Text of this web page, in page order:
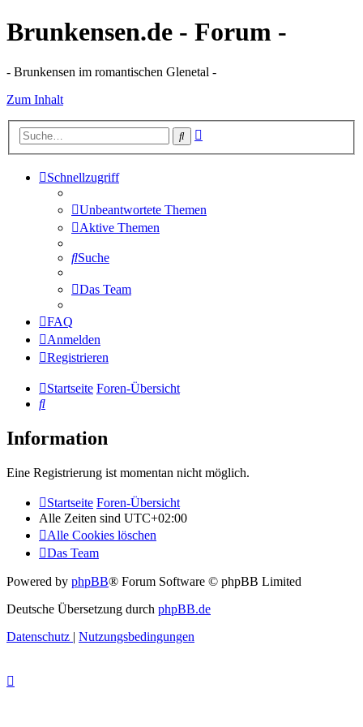
Brunkensen.de - Forum -
- Brunkensen im romantischen Glenetal -
Zum Inhalt
Suche
Schnellzugriff
Unbeantwortete Themen
Aktive Themen
Suche
Das Team
FAQ
Anmelden
Registrieren
Startseite Foren-Übersicht
Suche
Information
Eine Registrierung ist momentan nicht möglich.
Startseite Foren-Übersicht
Alle Zeiten sind UTC+02:00
Alle Cookies löschen
Das Team
Powered by phpBB® Forum Software © phpBB Limited
Deutsche Übersetzung durch phpBB.de
Datenschutz | Nutzungsbedingungen